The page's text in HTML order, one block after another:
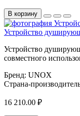
В корзину
Устройство
Устройство
совместного
Бренд: UNOX
Страна-
16 210.00 ₽